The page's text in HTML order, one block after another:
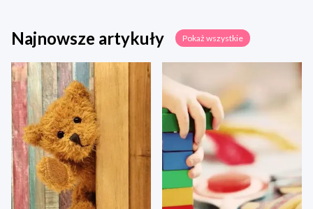
Najnowsze artykuły Pokaż wszystkie